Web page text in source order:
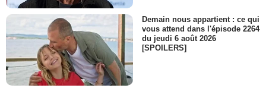
Demain nous appartient : ce qui
vous attend dans l'épisode 2264
du jeudi 6 août 2026
[SPOILERS]